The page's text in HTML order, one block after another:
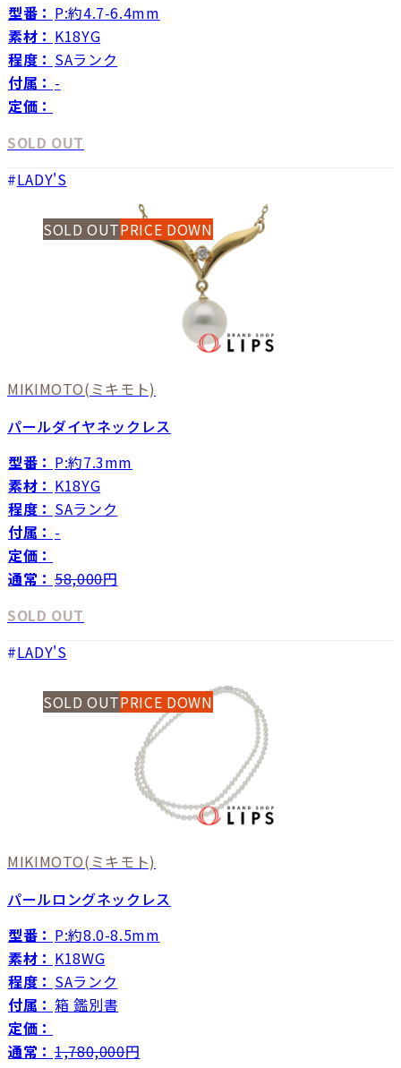
型番： P:約4.7-6.4mm
素材： K18YG
程度： SAランク
付属： -
定価：
SOLD OUT
LADY'S
SOLD OUTPRICE DOWN
MIKIMOTO(ミキモト)
パールダイヤネックレス
型番： P:約7.3mm
素材： K18YG
程度： SAランク
付属： -
定価：
通常： 58,000円
SOLD OUT
LADY'S
SOLD OUTPRICE DOWN
MIKIMOTO(ミキモト)
パールロングネックレス
型番： P:約8.0-8.5mm
素材： K18WG
程度： SAランク
付属： 箱 鑑別書
定価：
通常： 1,780,000円